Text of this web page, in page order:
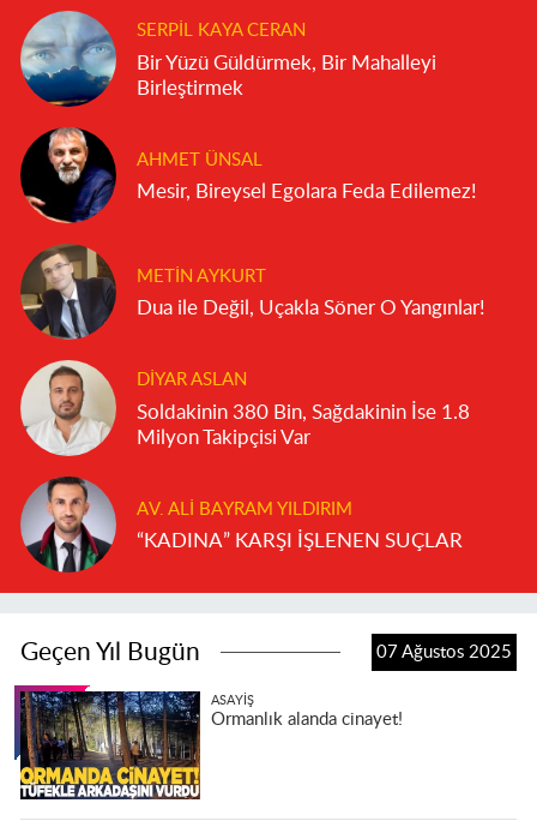
SERPIL KAYA CERAN
Bir Yüzü Güldürmek, Bir Mahalleyi
Birleştirmek
AHMET ÜNSAL
Mesir, Bireysel Egolara Feda Edilemez!
METIN AYKURT
Dua ile Değil, Uçakla Söner O Yangınlar!
DIYAR ASLAN
Soldakinin 380 Bin, Sağdakinin İse 1.8
Milyon Takipçisi Var
AV. ALI BAYRAM YILDIRIM
“KADINA” KARŞI İŞLENEN SUÇLAR
Geçen Yıl Bugün 07 Ağustos 2025
ASAYIŞ
Ormanlık alanda cinayet!